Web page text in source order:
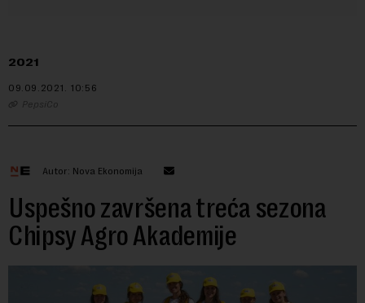
2021
09.09.2021. 10:56
PepsiCo
Autor: Nova Ekonomija
Uspešno završena treća sezona
Chipsy Agro Akademije